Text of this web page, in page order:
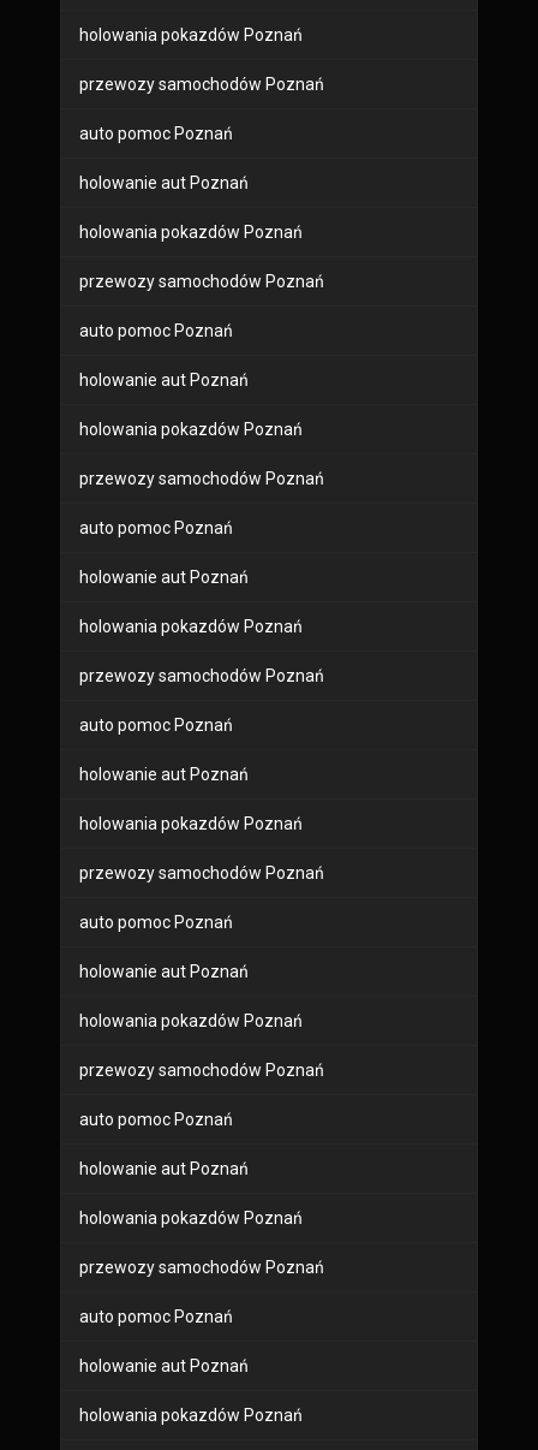
holowania pokazdów Poznań
przewozy samochodów Poznań
auto pomoc Poznań
holowanie aut Poznań
holowania pokazdów Poznań
przewozy samochodów Poznań
auto pomoc Poznań
holowanie aut Poznań
holowania pokazdów Poznań
przewozy samochodów Poznań
auto pomoc Poznań
holowanie aut Poznań
holowania pokazdów Poznań
przewozy samochodów Poznań
auto pomoc Poznań
holowanie aut Poznań
holowania pokazdów Poznań
przewozy samochodów Poznań
auto pomoc Poznań
holowanie aut Poznań
holowania pokazdów Poznań
przewozy samochodów Poznań
auto pomoc Poznań
holowanie aut Poznań
holowania pokazdów Poznań
przewozy samochodów Poznań
auto pomoc Poznań
holowanie aut Poznań
holowania pokazdów Poznań